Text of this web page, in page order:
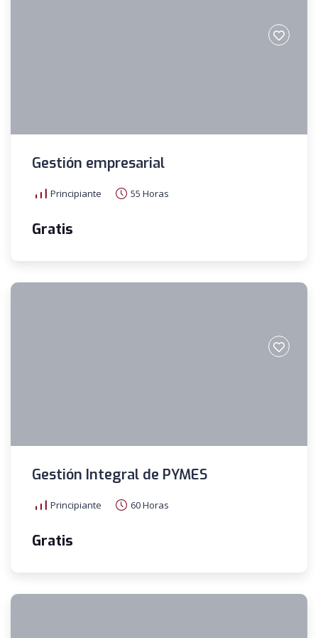
Gestión empresarial
Principiante 55 Horas
Gratis
Gestión Integral de PYMES
Principiante 60 Horas
Gratis